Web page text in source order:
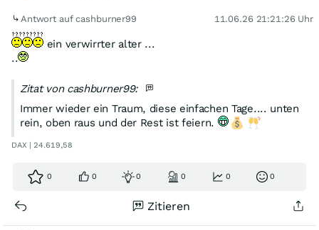
Antwort auf cashburner99 11.06.26 21:21:26 Uhr
ein verwirrter alter ...
..
Zitat von cashburner99:
Immer wieder ein Traum, diese einfachen Tage.... unten
rein, oben raus und der Rest ist feiern.
DAX | 24.619,58
0 0 0 0 0 0
Zitieren